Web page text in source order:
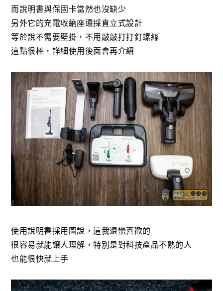
而說明書與保固卡當然也沒缺少
另外它的充電收納座還採直立式設計
等於說不需要壁掛，不用敲敲打打釘螺絲
這點很棒，詳細使用後面會再介紹
使用說明書採用圖說，這我還蠻喜歡的
很容易就能讓人理解，特別是對科技產品不熟的人
也能很快就上手